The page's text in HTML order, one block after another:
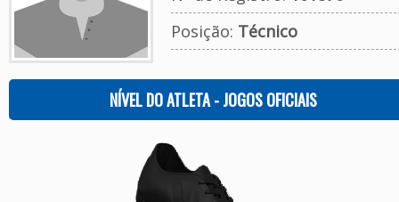
Posição: Técnico
NÍVEL DO ATLETA - JOGOS OFICIAIS